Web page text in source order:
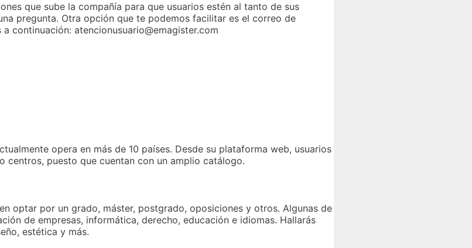
que sube la compañía para que usuarios estén al tanto de sus
pregunta. Otra opción que te podemos facilitar es el correo de
continuación: atencionusuario@emagister.com
opera en más de 10 países. Desde su plataforma web, usuarios
centros, puesto que cuentan con un amplio catálogo.
optar por un grado, máster, postgrado, oposiciones y otros. Algunas de
de empresas, informática, derecho, educación e idiomas. Hallarás
estética y más.